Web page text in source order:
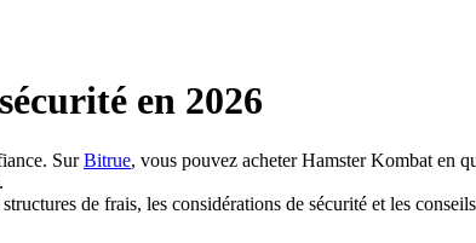
en 2026
SurBitrue, vous pouvez acheter Hamster Kombat en
de frais, les considérations de sécurité et les